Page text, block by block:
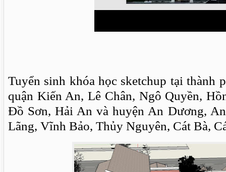
Tuyển sinh khóa học sketchup tại thành
quận Kiến An, Lê Chân, Ngô Quyền,
Đồ Sơn, Hải An và huyện An Dương,
Lãng, Vĩnh Bảo, Thủy Nguyên, Cát Bà,